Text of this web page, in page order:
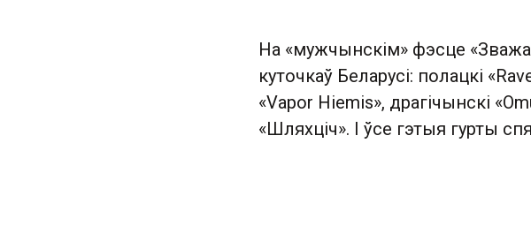
На «мужчынскім» фэсце
куточкаў Беларусі: полацкі
«Vapor Hiemis», драгічынскі
«Шляхціч». І ўсе гэтыя гурты